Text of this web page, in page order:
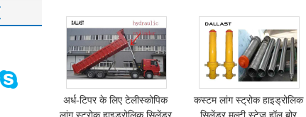
अर्ध-टिपर के लिए टेलीस्कोपिक
कस्टम लांग स्ट्रोक हाइड्रोलिक